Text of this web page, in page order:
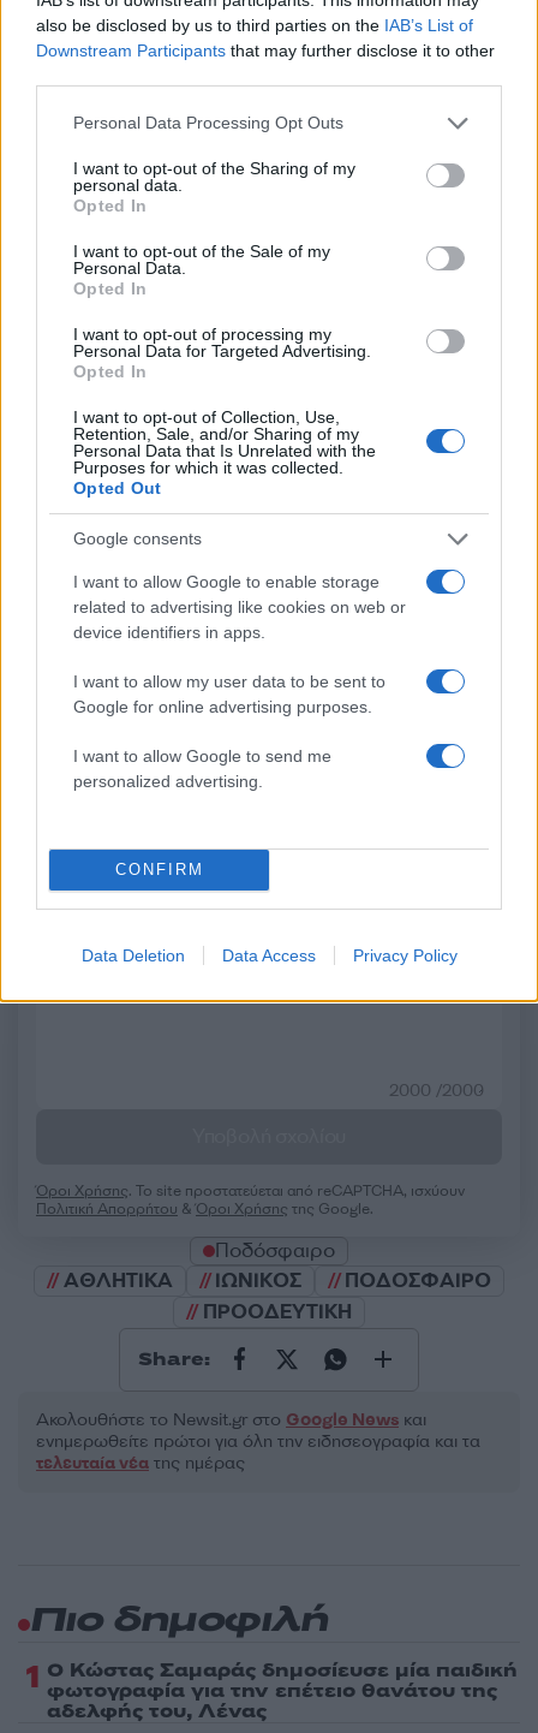
also be disclosed by us to third parties on the IAB’s List of
Downstream Participants that may further disclose it to other
Please note that this website/app uses one or more Google
not limited to your visit or usage behaviour. You may click to
grant or deny consent to Google and its third-party tags to
use your data for below specified purposes in below Google
consent section.
Personal Data Processing Opt Outs
I want to opt-out of the Sharing of my
personal data.
Opted In
I want to opt-out of the Sale of my
Personal Data.
Opted In
I want to opt-out of processing my
Personal Data for Targeted Advertising.
Opted In
I want to opt-out of Collection, Use,
Retention, Sale, and/or Sharing of my
Personal Data that Is Unrelated with the
Purposes for which it was collected.
Opted Out
Google consents
I want to allow Google to enable storage
related to advertising like cookies on web or
device identifiers in apps.
I want to allow my user data to be sent to
Google for online advertising purposes.
I want to allow Google to send me
personalized advertising.
CONFIRM
Data Deletion Data Access Privacy Policy
Σχόλια
Σχολίασε εδώ
50 /50
2000 /2000
Όροι Χρήσης. Το site προστατεύεται από reCAPTCHA, ισχύουν
Πολιτική Απορρήτου &Όροι Χρήσης της Google.
Ποδόσφαιρο
ΑΘΛΗΤΙΚΑ
ΙΩΝΙΚΟΣ
ΠΟΔΟΣΦΑΙΡΟ
ΠΡΟΟΔΕΥΤΙΚΗ
Share:
Ακολουθήστε το Νewsit.gr στο Google News και
ενημερωθείτε πρώτοι για όλη την ειδησεογραφία και τα
τελευταία νέα της ημέρας
Αν τα χάσατε
Σέρρες: Βίντεο
τροχαίο με νεκρούς μητέρα
και γιο – Ο οδηγός του
φορτηγού κατέγραψε τη
Στον Εισαγγελέα η
46χρονη που
για τον φονικό
της Marfin
Πιο δημοφιλή
1 Ο Κώστας Σαμαράς δημοσίευσε μία παιδική
φωτογραφία για την επέτειο θανάτου της
αδελφής του, Λένας